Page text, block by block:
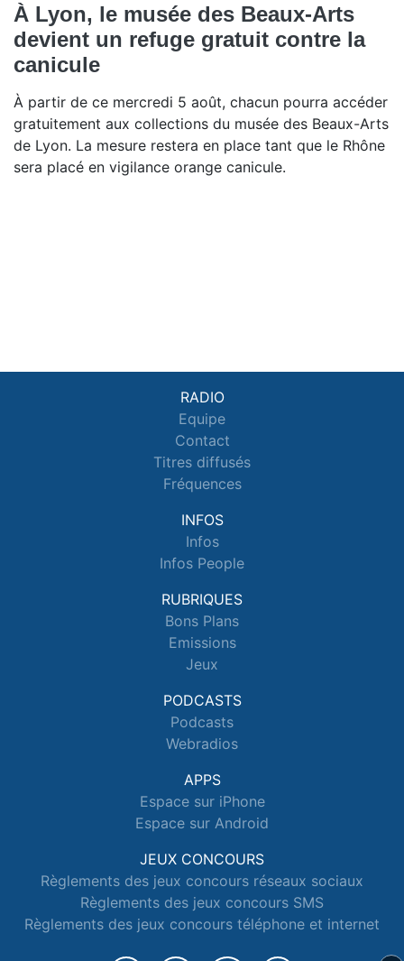
À Lyon, le musée des Beaux-Arts
devient un refuge gratuit contre la
canicule
À partir de ce mercredi 5 août, chacun pourra accéder
gratuitement aux collections du musée des Beaux-Arts
de Lyon. La mesure restera en place tant que le Rhône
sera placé en vigilance orange canicule.
RADIO
Equipe
Contact
Titres diffusés
Fréquences
INFOS
Infos
Infos People
RUBRIQUES
Bons Plans
Emissions
Jeux
PODCASTS
Podcasts
Webradios
APPS
Espace sur iPhone
Espace sur Android
JEUX CONCOURS
Règlements des jeux concours réseaux sociaux
Règlements des jeux concours SMS
Règlements des jeux concours téléphone et internet